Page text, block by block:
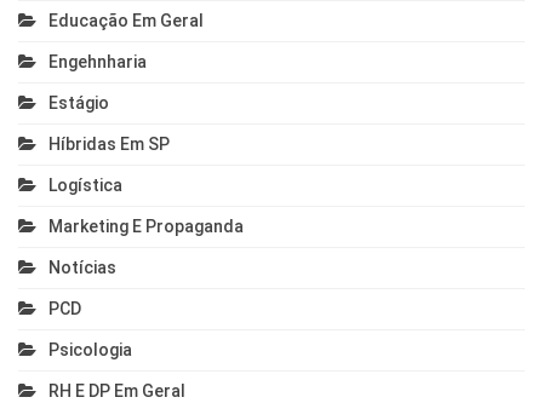
Educação Em Geral
Engehnharia
Estágio
Híbridas Em SP
Logística
Marketing E Propaganda
Notícias
PCD
Psicologia
RH E DP Em Geral